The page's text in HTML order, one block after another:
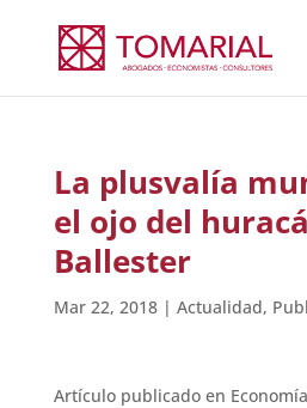
La plusvalía
el ojo del
Ballester
Mar 22, 2018| Actualidad,
Artículo publicado en